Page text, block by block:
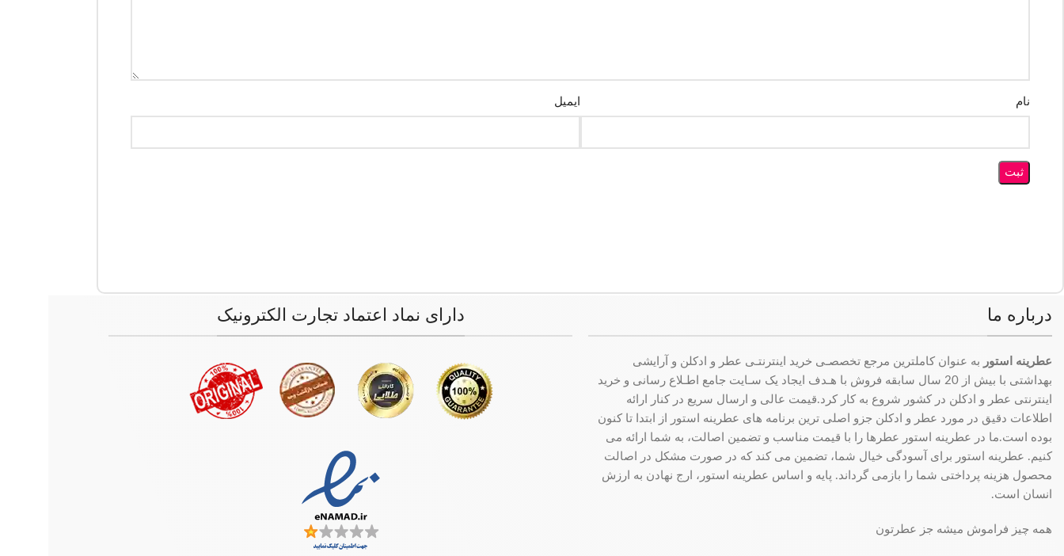
نام ایمیل
درباره ما
عطرینه استور به عنوان کاملترین مرجع تخصصـی خرید اینترنتـی عطر و ادکلن و آرایشی
بهداشتی با بیش از 20 سال سابقه فروش با هـدف ایجاد یک سـایت جامع اطـلاع رسانی و خرید
اینترنتی عطر و ادکلن در کشور شروع به کار کرد.قیمت عالی و ارسال سریع در کنار ارائه
اطلاعات دقیق در مورد عطر و ادکلن جزو اصلی ترین برنامه های عطرینه استور از ابتدا تا کنون
بوده است.ما در عطرینه استور عطرها را با قیمت مناسب و تضمین اصالت، به شما ارائه می
کنیم. عطرینه استور برای آسودگی خیال شما، تضمین می کند که در صورت مشکل در اصالت
محصول هزینه پرداختی شما را بازمی گرداند. پایه و اساس عطرینه استور، ارج نهادن به ارزش
انسان است.
همه چیز فراموش میشه جز عطرتون
دارای نماد اعتماد تجارت الکترونیک